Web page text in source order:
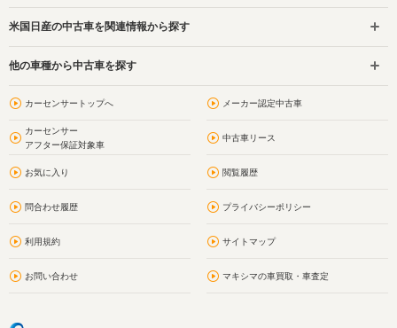
米国日産の中古車を関連情報から探す
他の車種から中古車を探す
カーセンサートップへ メーカー認定中古車
カーセンサー
アフター保証対象車
中古車リース
お気に入り 閲覧履歴
問合わせ履歴 プライバシーポリシー
利用規約 サイトマップ
お問い合わせ マキシマの車買取・車査定